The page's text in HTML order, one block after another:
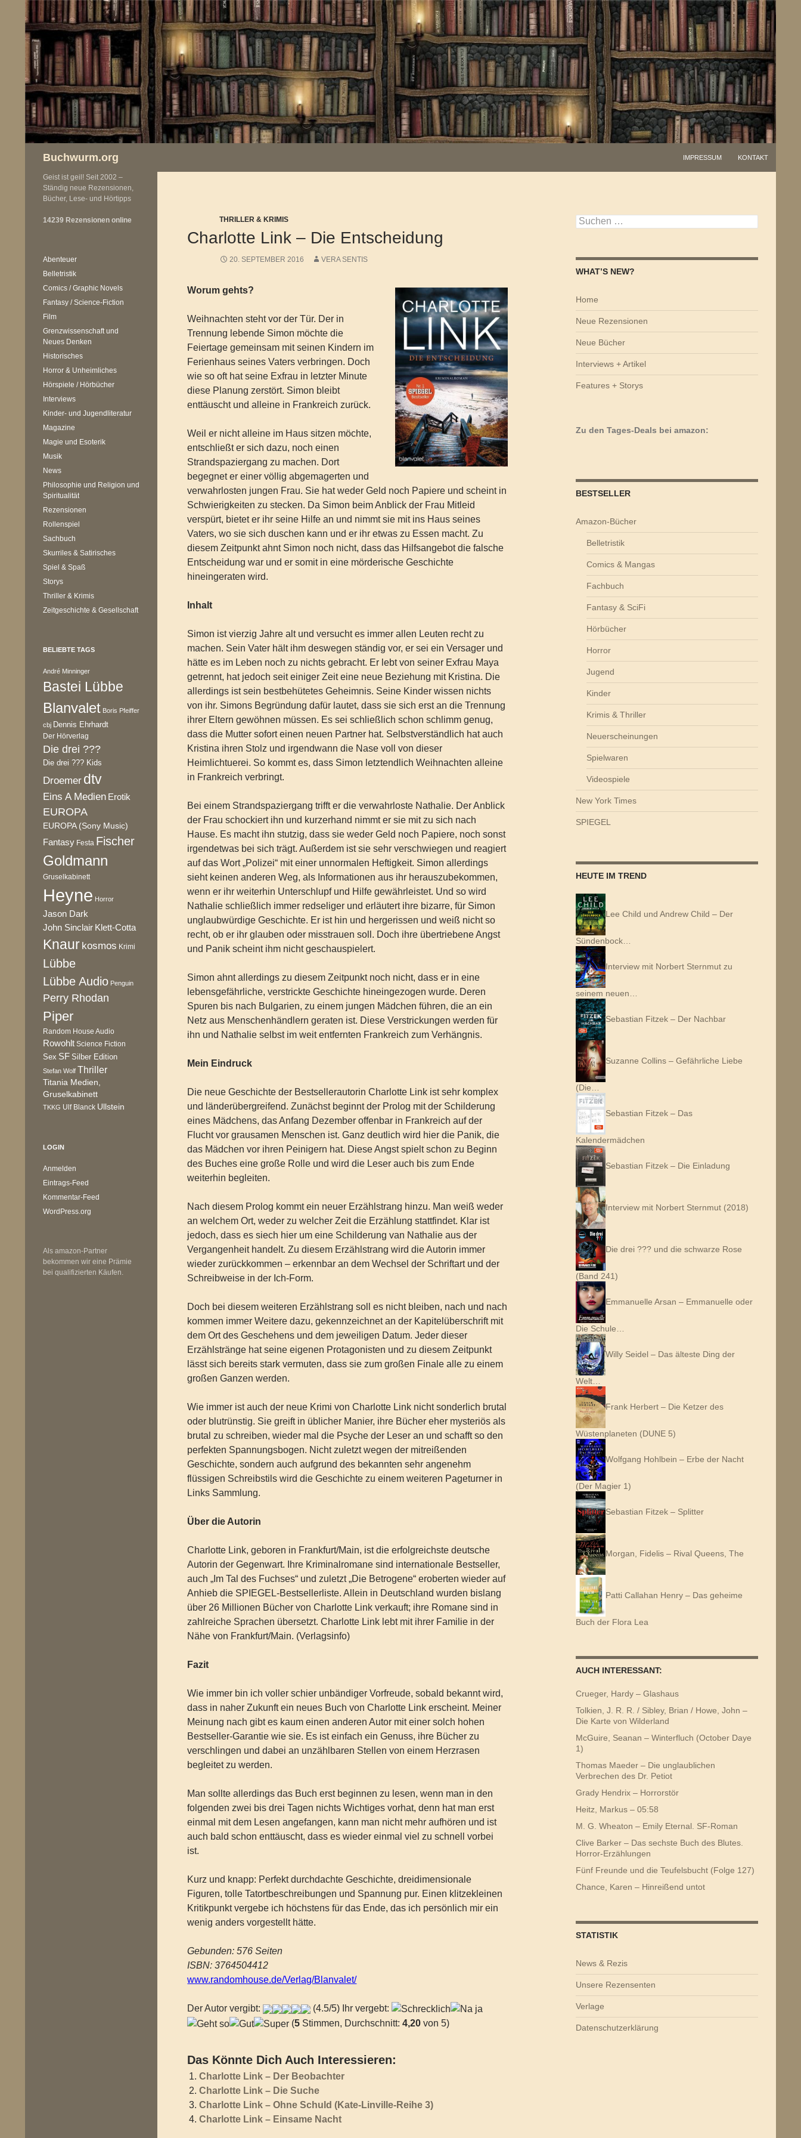
springen
Buchwurm.org IMPRESSUM KONTAKT
THRILLER & KRIMIS
Charlotte Link – Die Entscheidung
20. SEPTEMBER 2016 VERA SENTIS
Worum gehts?
Weihnachten steht vor der Tür. Der in
Trennung lebende Simon möchte die
Feiertage gemeinsam mit seinen Kindern im
Ferienhaus seines Vaters verbringen. Doch
wie so oft hat seine Exfrau in letzter Minute
diese Planung zerstört. Simon bleibt
enttäuscht und alleine in Frankreich zurück.
Weil er nicht alleine im Haus sitzen möchte,
entschließt er sich dazu, noch einen
Strandspaziergang zu machen. Dort
begegnet er einer völlig abgemagerten und
verwahrlosten jungen Frau. Sie hat weder Geld noch Papiere und scheint in
Schwierigkeiten zu stecken. Da Simon beim Anblick der Frau Mitleid
verspürt, bietet er ihr seine Hilfe an und nimmt sie mit ins Haus seines
Vaters, wo sie sich duschen kann und er ihr etwas zu Essen macht. Zu
diesem Zeitpunkt ahnt Simon noch nicht, dass das Hilfsangebot die falsche
Entscheidung war und er somit in eine mörderische Geschichte
hineingeraten wird.
Inhalt
Simon ist vierzig Jahre alt und versucht es immer allen Leuten recht zu
machen. Sein Vater hält ihm deswegen ständig vor, er sei ein Versager und
hätte es im Leben noch zu nichts gebracht. Er lebt von seiner Exfrau Maya
getrennt, hat jedoch seit einiger Zeit eine neue Beziehung mit Kristina. Die
allerdings ist sein bestbehütetes Geheimnis. Seine Kinder wissen nichts
von ihr. Simons Begründung dafür lautet, dass sie sich erst an die Trennung
ihrer Eltern gewöhnen müssen. Es sei schließlich schon schlimm genug,
dass die Mutter sofort einen neuen Partner hat. Selbstverständlich hat auch
Kristina ihren Stolz und irgendwann die Nase voll von dieser
Heimlichtuerei. So kommt es, dass Simon letztendlich Weihnachten alleine
in Frankreich verbringt.
Bei einem Strandspaziergang trifft er die verwahrloste Nathalie. Der Anblick
der Frau schockiert ihn und kurzerhand nimmt er sie mit zu sich nach
Hause. Es macht ihn stutzig, dass sie weder Geld noch Papiere, noch sonst
irgendetwas bei sich trägt. Außerdem ist sie sehr verschwiegen und reagiert
auf das Wort „Polizei“ mit einer unnormalen Heftigkeit. Simon allerdings
sieht keinen anderen Weg, als Informationen aus ihr herauszubekommen,
wenn er ihr weiterhin Unterschlupf und Hilfe gewährleistet. Und so wird
Nathalie schließlich immer redseliger und erläutert ihre bizarre, für Simon
unglaubwürdige Geschichte. Er ist hin und hergerissen und weiß nicht so
recht, ob er ihr glauben oder misstrauen soll. Doch ihre übertriebene Angst
und Panik scheint ihm nicht geschauspielert.
Simon ahnt allerdings zu diesem Zeitpunkt noch nicht, dass er in eine
lebensgefährliche, verstrickte Geschichte hineingezogen wurde. Deren
Spuren bis nach Bulgarien, zu einem jungen Mädchen führen, die an ein
Netz aus Menschenhändlern geraten ist. Diese Verstrickungen werden für
ihn und Nathalie selbst im weit entfernten Frankreich zum Verhängnis.
Mein Eindruck
Die neue Geschichte der Bestsellerautorin Charlotte Link ist sehr komplex
und länderübergreifend. Zunächst beginnt der Prolog mit der Schilderung
eines Mädchens, das Anfang Dezember offenbar in Frankreich auf der
Flucht vor grausamen Menschen ist. Ganz deutlich wird hier die Panik, die
das Mädchen vor ihren Peinigern hat. Diese Angst spielt schon zu Beginn
des Buches eine große Rolle und wird die Leser auch bis zum Ende
weiterhin begleiten.
Nach diesem Prolog kommt ein neuer Erzählstrang hinzu. Man weiß weder
an welchem Ort, weder zu welcher Zeit die Erzählung stattfindet. Klar ist
jedoch, dass es siech hier um eine Schilderung van Nathalie aus der
Vergangenheit handelt. Zu diesem Erzählstrang wird die Autorin immer
wieder zurückkommen – erkennbar an dem Wechsel der Schriftart und der
Schreibweise in der Ich-Form.
Doch bei diesem weiteren Erzählstrang soll es nicht bleiben, nach und nach
kommen immer Weitere dazu, gekennzeichnet an der Kapitelüberschrift mit
dem Ort des Geschehens und dem jeweiligen Datum. Jeder dieser
Erzählstränge hat seine eigenen Protagonisten und zu diesem Zeitpunkt
lässt sich bereits stark vermuten, dass sie zum großen Finale alle zu einem
großen Ganzen werden.
Wie immer ist auch der neue Krimi von Charlotte Link nicht sonderlich brutal
oder blutrünstig. Sie greift in üblicher Manier, ihre Bücher eher mysteriös als
brutal zu schreiben, wieder mal die Psyche der Leser an und schafft so den
perfekten Spannungsbogen. Nicht zuletzt wegen der mitreißenden
Geschichte, sondern auch aufgrund des bekannten sehr angenehm
flüssigen Schreibstils wird die Geschichte zu einem weiteren Pageturner in
Links Sammlung.
Über die Autorin
Charlotte Link, geboren in Frankfurt/Main, ist die erfolgreichste deutsche
Autorin der Gegenwart. Ihre Kriminalromane sind internationale Bestseller,
auch „Im Tal des Fuchses“ und zuletzt „Die Betrogene“ eroberten wieder auf
Anhieb die SPIEGEL-Bestsellerliste. Allein in Deutschland wurden bislang
über 26 Millionen Bücher von Charlotte Link verkauft; ihre Romane sind in
zahlreiche Sprachen übersetzt. Charlotte Link lebt mit ihrer Familie in der
Nähe von Frankfurt/Main. (Verlagsinfo)
Fazit
Wie immer bin ich voller schier unbändiger Vorfreude, sobald bekannt wird,
dass in naher Zukunft ein neues Buch von Charlotte Link erscheint. Meiner
Meinung nach gibt es kaum einen anderen Autor mit einer solch hohen
Bestseller-Garantie wie sie. Es ist einfach ein Genuss, ihre Bücher zu
verschlingen und dabei an unzählbaren Stellen von einem Herzrasen
begleitet zu werden.
Man sollte allerdings das Buch erst beginnen zu lesen, wenn man in den
folgenden zwei bis drei Tagen nichts Wichtiges vorhat, denn hat man erst
einmal mit dem Lesen angefangen, kann man nicht mehr aufhören und ist
auch bald schon enttäuscht, dass es wieder einmal viel zu schnell vorbei
ist.
Kurz und knapp: Perfekt durchdachte Geschichte, dreidimensionale
Figuren, tolle Tatortbeschreibungen und Spannung pur. Einen klitzekleinen
Kritikpunkt vergebe ich höchstens für das Ende, das ich persönlich mir ein
wenig anders vorgestellt hätte.
Gebunden: 576 Seiten
ISBN: 3764504412
www.randomhouse.de/Verlag/Blanvalet/
Der Autor vergibt:
(4.5/5) Ihr vergebt:
(5 Stimmen, Durchschnitt:4,20 von 5)
Das Könnte Dich Auch Interessieren:
Charlotte Link – Der Beobachter
Charlotte Link – Die Suche
Charlotte Link – Ohne Schuld (Kate-Linville-Reihe 3)
Charlotte Link – Einsame Nacht
Suchen
nach:
WHAT’S NEW?
Home
Neue Rezensionen
Neue Bücher
Interviews + Artikel
Features + Storys
Zu den Tages-Deals bei amazon:
BESTSELLER
Amazon-Bücher
Belletristik
Comics & Mangas
Fachbuch
Fantasy & SciFi
Hörbücher
Horror
Jugend
Kinder
Krimis & Thriller
Neuerscheinungen
Spielwaren
Videospiele
New York Times
SPIEGEL
HEUTE IM TREND
Lee Child und Andrew Child – Der
Sündenbock…
Interview mit Norbert Sternmut zu
seinem neuen…
Sebastian Fitzek – Der Nachbar
Suzanne Collins – Gefährliche Liebe
(Die…
Sebastian Fitzek – Das
Kalendermädchen
Sebastian Fitzek – Die Einladung
Interview mit Norbert Sternmut (2018)
Die drei ??? und die schwarze Rose
(Band 241)
Emmanuelle Arsan – Emmanuelle oder
Die Schule…
Willy Seidel – Das älteste Ding der
Welt…
Frank Herbert – Die Ketzer des
Wüstenplaneten (DUNE 5)
Wolfgang Hohlbein – Erbe der Nacht
(Der Magier 1)
Sebastian Fitzek – Splitter
Morgan, Fidelis – Rival Queens, The
Patti Callahan Henry – Das geheime
Buch der Flora Lea
AUCH INTERESSANT:
Crueger, Hardy – Glashaus
Tolkien, J. R. R. / Sibley, Brian / Howe, John –
Die Karte von Wilderland
McGuire, Seanan – Winterfluch (October Daye
1)
Thomas Maeder – Die unglaublichen
Verbrechen des Dr. Petiot
Grady Hendrix – Horrorstör
Heitz, Markus – 05:58
M. G. Wheaton – Emily Eternal. SF-Roman
Clive Barker – Das sechste Buch des Blutes.
Horror-Erzählungen
Fünf Freunde und die Teufelsbucht (Folge 127)
Chance, Karen – Hinreißend untot
STATISTIK
News & Rezis
Unsere Rezensenten
Verlage
Datenschutzerklärung
Geist ist geil! Seit 2002 –
Ständig neue Rezensionen,
Bücher, Lese- und Hörtipps
14239 Rezensionen online
Abenteuer
Belletristik
Comics / Graphic Novels
Fantasy / Science-Fiction
Film
Grenzwissenschaft und
Neues Denken
Historisches
Horror & Unheimliches
Hörspiele / Hörbücher
Interviews
Kinder- und Jugendliteratur
Magazine
Magie und Esoterik
Musik
News
Philosophie und Religion und
Spiritualität
Rezensionen
Rollenspiel
Sachbuch
Skurriles & Satirisches
Spiel & Spaß
Storys
Thriller & Krimis
Zeitgeschichte & Gesellschaft
BELIEBTE TAGS
André Minninger
Bastei Lübbe
Blanvalet Boris Pfeiffer
cbj Dennis Ehrhardt
Der Hörverlag
Die drei ???
Die drei ??? Kids
Droemer dtv
Eins A Medien Erotik
EUROPA
EUROPA (Sony Music)
Fantasy Festa Fischer
Goldmann
Gruselkabinett
Heyne Horror
Jason Dark
John Sinclair Klett-Cotta
Knaur kosmos Krimi
Lübbe
Lübbe Audio Penguin
Perry Rhodan
Piper
Random House Audio
Rowohlt Science Fiction
Sex SF Silber Edition
Stefan Wolf Thriller
Titania Medien,
Gruselkabinett
TKKG Ulf Blanck Ullstein
LOGIN
Anmelden
Eintrags-Feed
Kommentar-Feed
WordPress.org
Als amazon-Partner
bekommen wir eine Prämie
bei qualifizierten Käufen.